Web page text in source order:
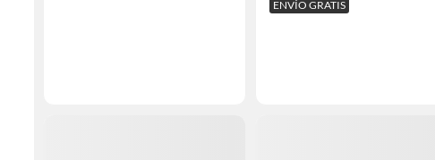
ENVÍO GRATIS